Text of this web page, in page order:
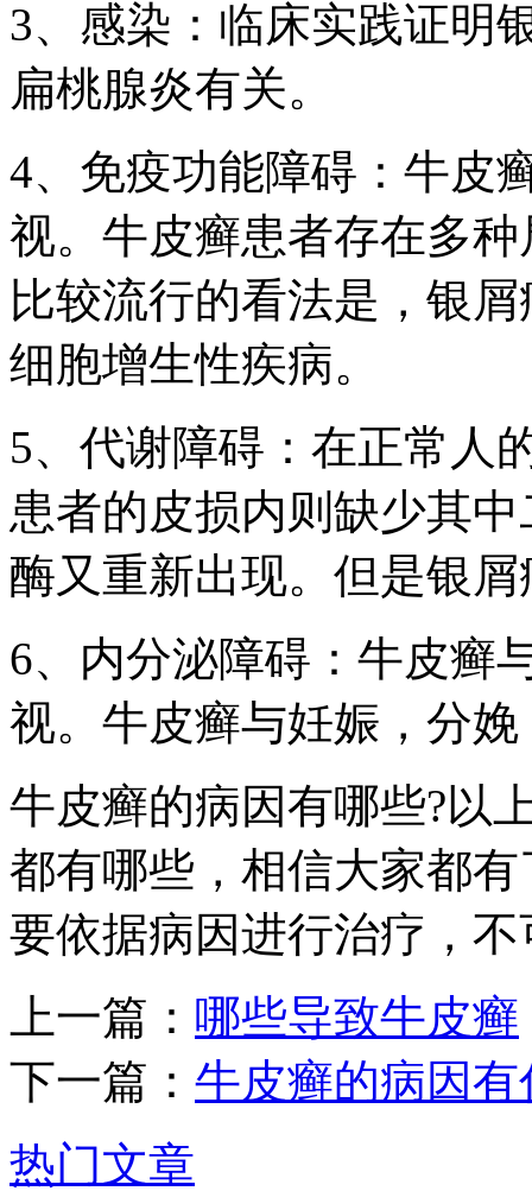
3、感染：临床实践证明
扁桃腺炎有关。
4、免疫功能障碍：牛皮
视。牛皮癣患者存在多
比较流行的看法是，银
细胞增生性疾病。
5、代谢障碍：在正常人
患者的皮损内则缺少其
酶又重新出现。但是银
6、内分泌障碍：牛皮癣
视。牛皮癣与妊娠，分
牛皮癣的病因有哪些?以
都有哪些，相信大家都
要依据病因进行治疗，
上一篇： 哪些导致牛皮癣
下一篇： 牛皮癣的病因有
热门文章